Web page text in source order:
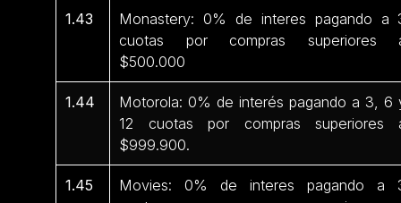
1.43
Monastery: 0% de interes pagando a
cuotas por compras superiores
$500.000
1.44
Motorola: 0% de interés pagando a 3, 6
12 cuotas por compras superiores
$999.900.
1.45
Movies: 0% de interes pagando a